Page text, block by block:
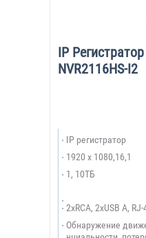
IP
NVR2116HS-I2
IP регистратор
1920 х 1080,16,1
1, 10ТБ
2xRCA, 2xUSB A,
Обнаружение